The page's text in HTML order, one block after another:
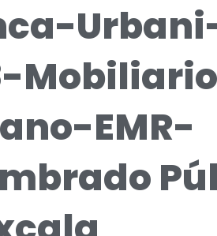
Mobiliario
EMR-